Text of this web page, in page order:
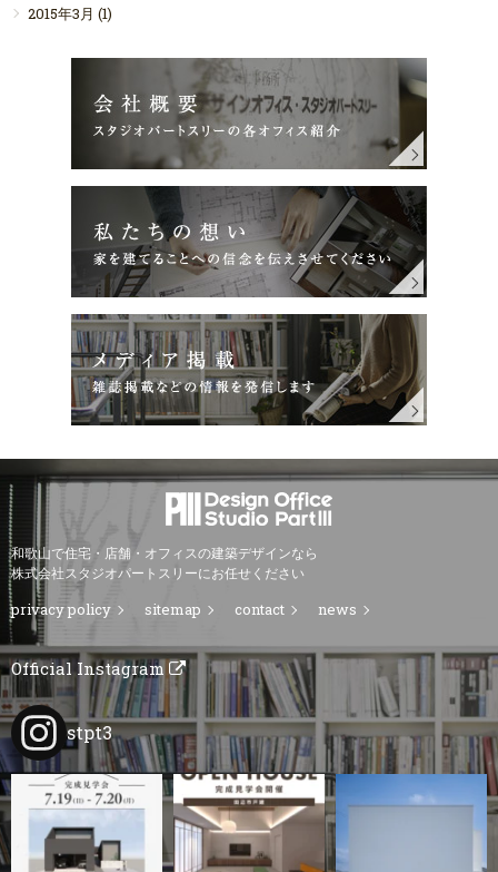
2015年3月 (1)
和歌山で住宅・店舗・オフィスの建築デザインなら
株式会社スタジオパートスリーにお任せください
privacy policy sitemap contact news
Official Instagram
stpt3